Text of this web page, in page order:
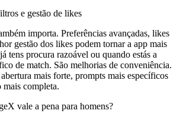
e gestão de likes
importa. Preferências avançadas, likes
gestão dos likes podem tornar a app mais
tens procura razoável ou quando estás a
de match. São melhorias de conveniência.
mais forte, prompts mais específicos
completa.
vale a pena para homens?